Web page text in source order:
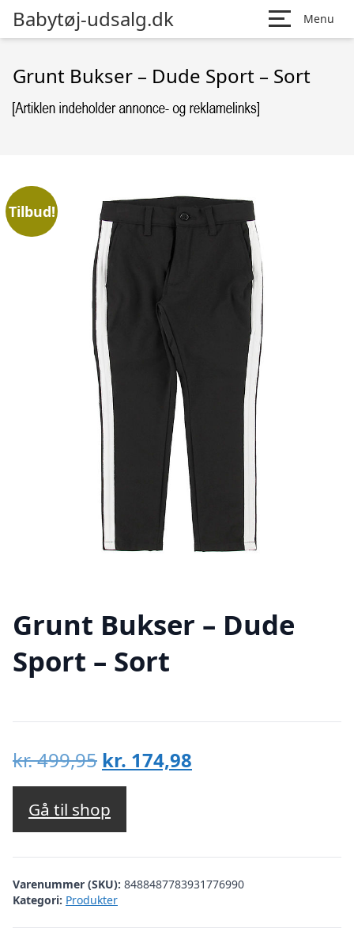
Babytøj-udsalg.dk Menu
Grunt Bukser – Dude Sport – Sort
Tilbud!
Grunt Bukser – Dude
Sport – Sort
kr.499,95 Den
oprindelige
pris
var:
kr. 499,95.
kr. 174,98
kr. 174,98.
Gå til shop
Varenummer (SKU): 8488487783931776990
Kategori: Produkter